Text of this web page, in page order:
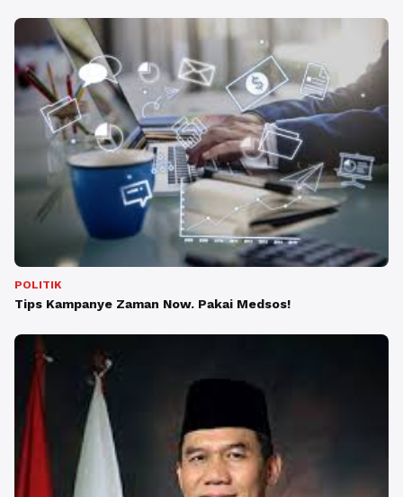
POLITIK
Tips Kampanye Zaman Now. Pakai Medsos!